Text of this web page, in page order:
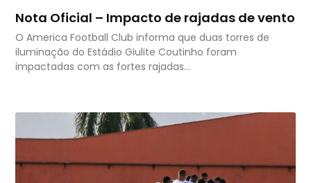
Nota Oficial – Impacto de rajadas de vento
O America Football Club informa que duas torres de
iluminação do Estádio Giulite Coutinho foram
impactadas com as fortes rajadas…